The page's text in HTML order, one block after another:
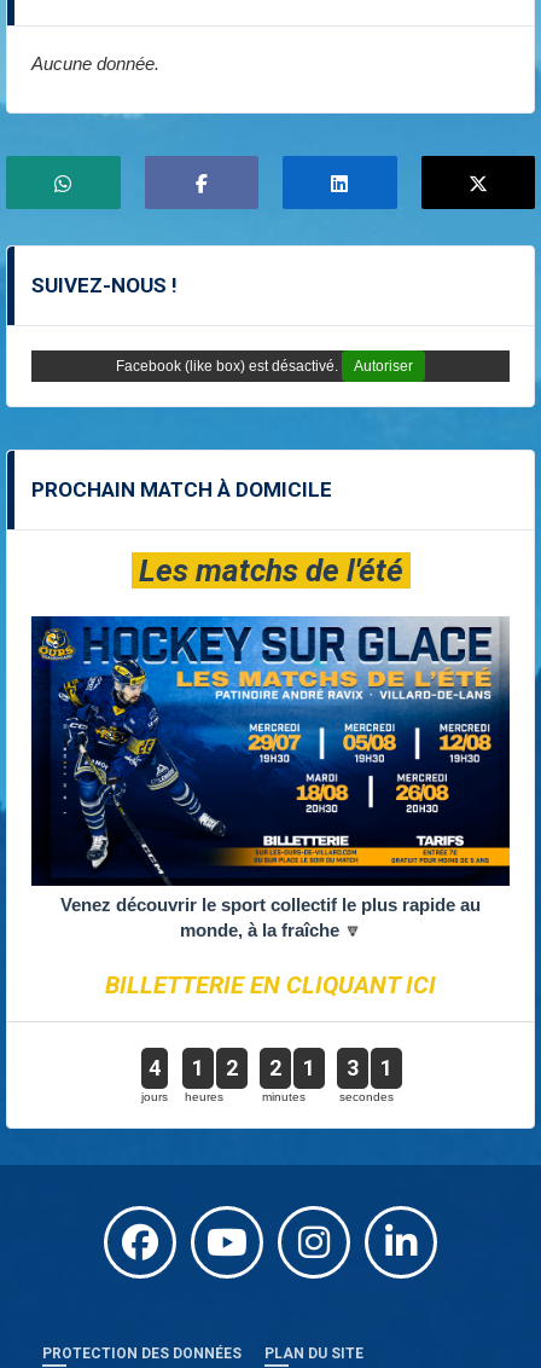
Aucune donnée.
SUIVEZ-NOUS !
Facebook (like box) est désactivé. Autoriser
PROCHAIN MATCH À DOMICILE
Les matchs de l'été
Venez découvrir le sport collectif le plus rapide au
monde, à la fraîche 🔽
BILLETTERIE EN CLIQUANT ICI
4
jours
1 2
heures
2 1
minutes
3 1
secondes
PROTECTION DES DONNÉES PLAN DU SITE